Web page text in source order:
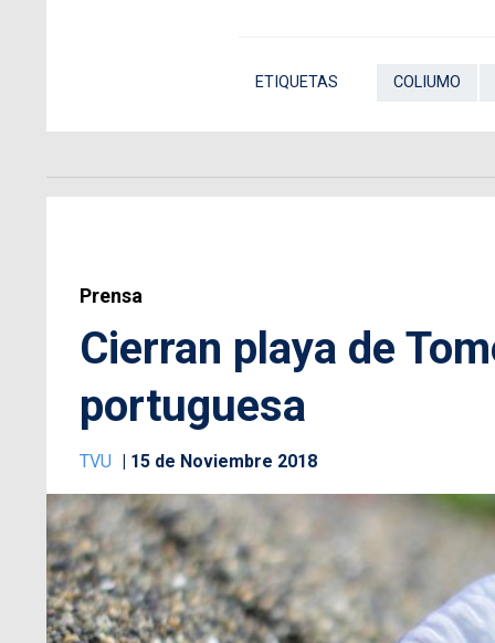
ETIQUETAS COLIUMO
Prensa
Cierran playa de
portuguesa
TVU 15 de Noviembre 2018